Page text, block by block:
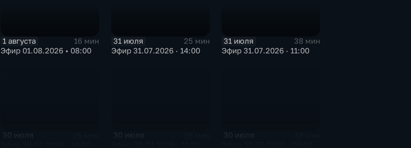
1 августа
16 мин
Эфир 01.08.2026 • 08:00
31 июля
25 мин
Эфир 31.07.2026 · 14:00
31 июля
38 мин
Эфир 31.07.2026 · 11:00
30 июля 30 июля 30 июля